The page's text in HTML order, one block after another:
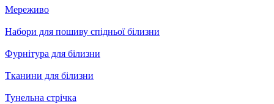
Мереживо
Набори для пошиву спідньої білизни
Фурнітура для білизни
Тканини для білизни
Тунельна стрічка